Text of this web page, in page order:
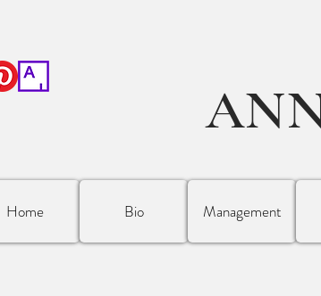
Home Bio Management